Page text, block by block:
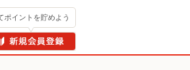
ポイントを貯めよう